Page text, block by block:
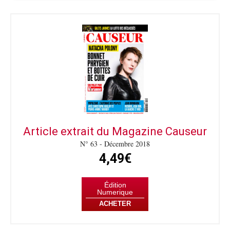
Article extrait du Magazine Causeur
N° 63 - Décembre 2018
4,49€
Édition
Numerique
ACHETER